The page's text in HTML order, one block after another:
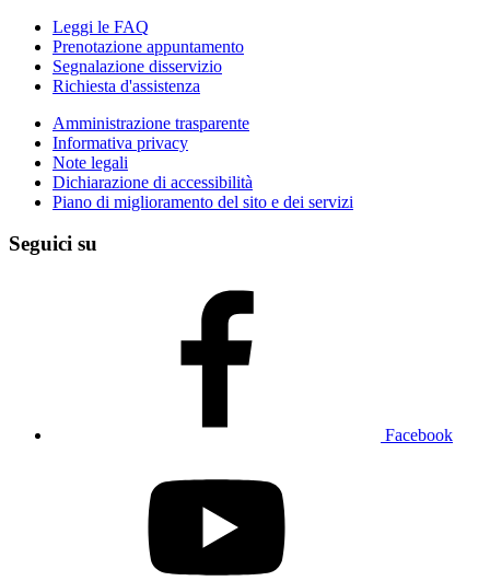
Leggi le FAQ
Prenotazione appuntamento
Segnalazione disservizio
Richiesta d'assistenza
Amministrazione trasparente
Informativa privacy
Note legali
Dichiarazione di accessibilità
Piano di miglioramento del sito e dei servizi
Seguici su
Facebook